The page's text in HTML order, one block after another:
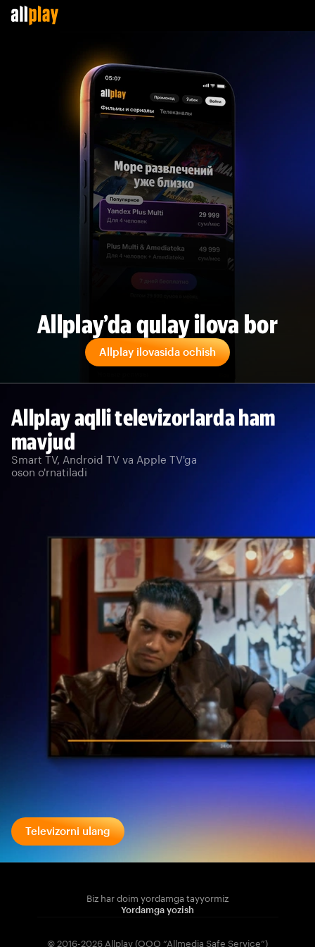
Allplay’da qulay ilova bor
Allplay ilovasida ochish
Allplay aqlli televizorlarda ham
mavjud
Smart TV, Android TV va Apple TV'ga
oson o'rnatiladi
Televizorni ulang
Biz har doim yordamga tayyormiz
Yordamga yozish
© 2016-2026 Allplay (OOO “Allmedia Safe Service”)